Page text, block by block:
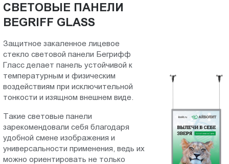
СВЕТОВЫЕ ПАНЕЛИ
BEGRIFF GLASS
Защитное закаленное лицевое
стекло световой панели Бегрифф
Гласc делает панель устойчивой к
температурным и физическим
воздействиям при исключительной
тонкости и изящном внешнем виде.
Такие световые панели
зарекомендовали себя благодаря
удобной смене изображения и
универсальности применения, ведь их
можно ориентировать не только
107,
оф.
sales@begriff.ru
+73433454747
RUB
Пн.-
Пт.:
18.00
Сб.,
Вс.:
выходной